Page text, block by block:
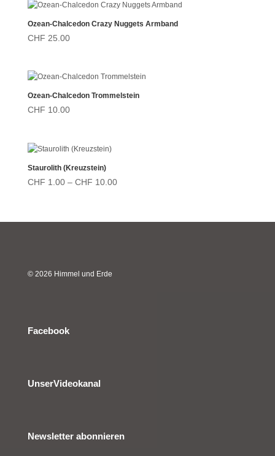
Ozean-Chalcedon Crazy Nuggets Armband
CHF 25.00
Ozean-Chalcedon Trommelstein
CHF 10.00
Staurolith (Kreuzstein)
CHF 1.00 – CHF 10.00Preisspanne:
CHF 10.00
© 2026 Himmel und Erde
Facebook
UnserVideokanal
Newsletter abonnieren